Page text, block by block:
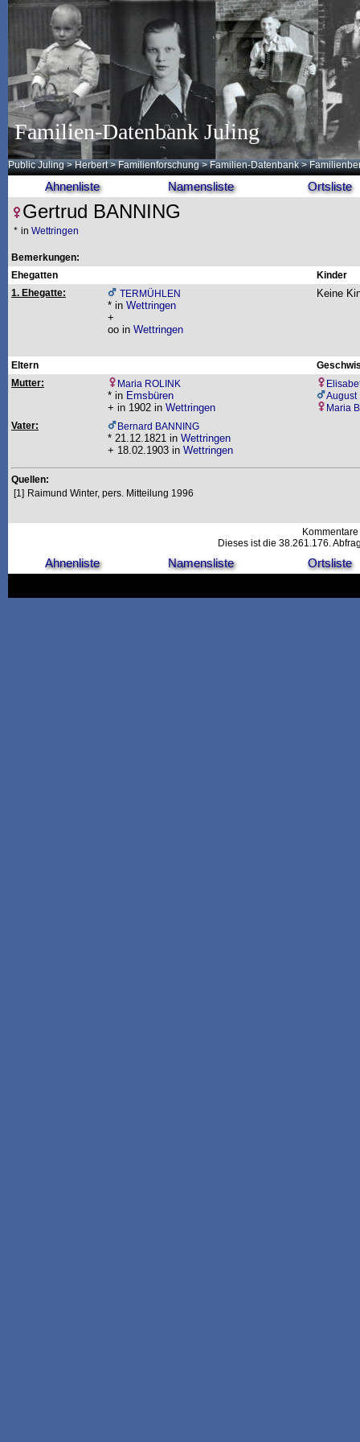
Familien-Datenbank Juling
Public Juling >Herbert >Familienforschung >Familien-Datenbank >
Ahnenliste Namensliste Ortsliste
Gertrud BANNING
* in Wettringen
Bemerkungen:
Ehegatten
Kinder
1. Ehegatte:
TERMÜHLEN
* in Wettringen
+
oo in Wettringen
Keine
Eltern
Mutter:
Maria ROLINK
* in Emsbüren
+ in 1902 in Wettringen
August
Maria
Vater:
Bernard BANNING
* 21.12.1821 in Wettringen
+ 18.02.1903 in Wettringen
Quellen:
[1] Raimund Winter, pers. Mitteilung 1996
Dieses ist die 38.261.176.
Ahnenliste Namensliste Ortsliste